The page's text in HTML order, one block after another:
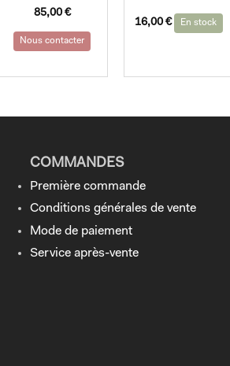
85,00 €
Nous contacter
16,00€ En stock
COMMANDES
Première commande
Conditions générales de vente
Mode de paiement
Service après-vente